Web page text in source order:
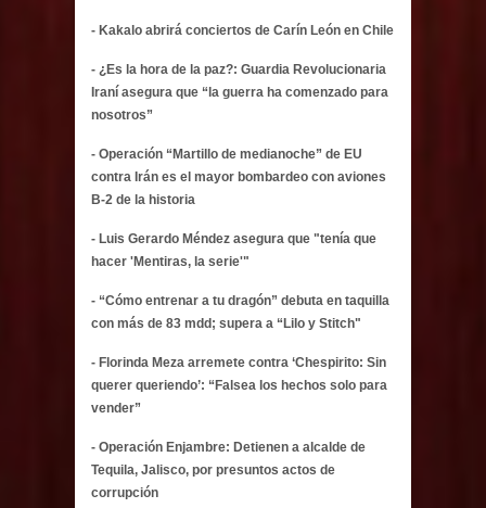
- Kakalo abrirá conciertos de Carín León en Chile
- ¿Es la hora de la paz?: Guardia Revolucionaria
Iraní asegura que “la guerra ha comenzado para
nosotros”
- Operación “Martillo de medianoche” de EU
contra Irán es el mayor bombardeo con aviones
B-2 de la historia
- Luis Gerardo Méndez asegura que "tenía que
hacer 'Mentiras, la serie'"
- “Cómo entrenar a tu dragón” debuta en taquilla
con más de 83 mdd; supera a “Lilo y Stitch"
- Florinda Meza arremete contra ‘Chespirito: Sin
querer queriendo’: “Falsea los hechos solo para
vender”
- Operación Enjambre: Detienen a alcalde de
Tequila, Jalisco, por presuntos actos de
corrupción